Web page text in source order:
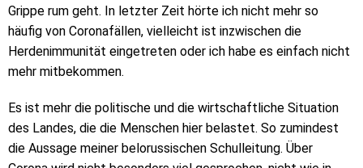
Grippe rum geht. In letzter Zeit hörte ich nicht mehr so
häufig von Coronafällen, vielleicht ist inzwischen die
Herdenimmunität eingetreten oder ich habe es einfach nicht
mehr mitbekommen.
Es ist mehr die politische und die wirtschaftliche Situation
des Landes, die die Menschen hier belastet. So zumindest
die Aussage meiner belorussischen Schulleitung. Über